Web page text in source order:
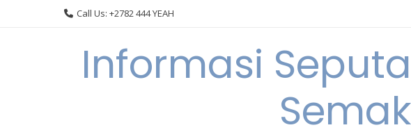
Call Us: +2782 444 YEAH
Informasi